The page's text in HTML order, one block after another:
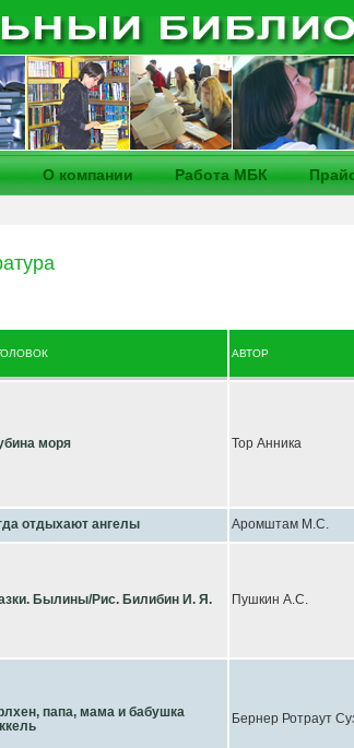
О компании Работа МБК
АВТОР
моря Тор Анника
отдыхают ангелы Аромштам М.С.
Былины/Рис. Билибин И. Я. Пушкин А.С.
папа, мама и бабушка
Бернер Ротраут